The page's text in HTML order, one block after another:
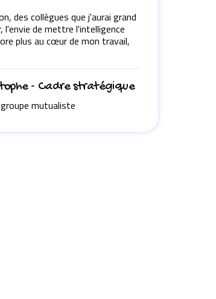
des collègues que j'aurai grand
l'envie de mettre l'intelligence
plus au cœur de mon travail,
- Cadre stratégique
mutualiste